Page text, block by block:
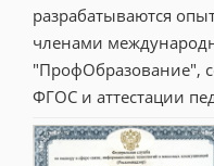
разрабатываются
членами
"ПрофОбразование",
ФГОС и аттестации